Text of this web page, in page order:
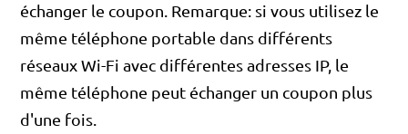
échanger le coupon. Remarque: si vous utilisez le
même téléphone portable dans différents
réseaux Wi-Fi avec différentes adresses IP, le
même téléphone peut échanger un coupon plus
d'une fois.